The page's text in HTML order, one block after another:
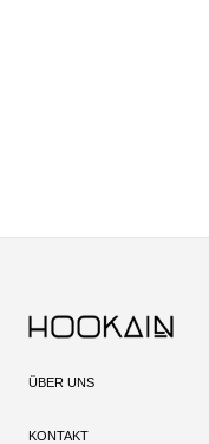
ÜBER UNS
KONTAKT